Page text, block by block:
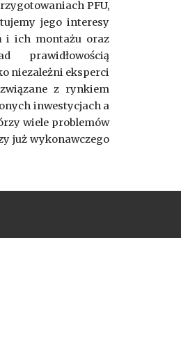
PFU,
jego interesy
i ich montażu oraz
prawidłowością
niezależni eksperci
z rynkiem
inwestycjach a
wiele problemów
już wykonawczego